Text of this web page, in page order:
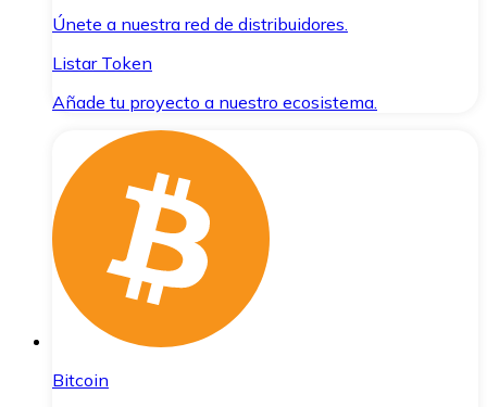
Únete a nuestra red de distribuidores.
Listar Token
Añade tu proyecto a nuestro ecosistema.
Bitcoin